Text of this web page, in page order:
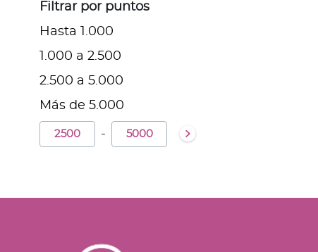
Filtrar por puntos
Hasta 1.000
1.000 a 2.500
2.500 a 5.000
Más de 5.000
-